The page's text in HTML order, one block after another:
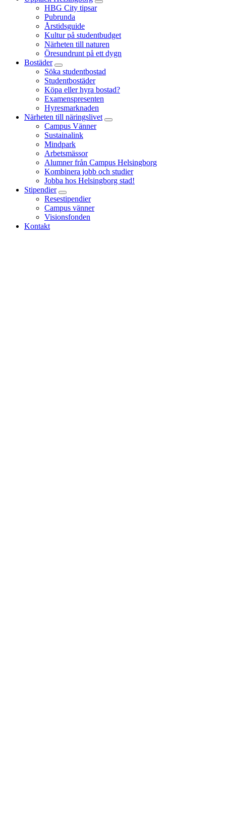
HBG City tipsar
Pubrunda
Årstidsguide
Kultur på studentbudget
Närheten till naturen
Öresundrunt på ett dygn
Bostäder
Söka studentbostad
Studentbostäder
Köpa eller hyra bostad?
Examenspresenten
Hyresmarknaden
Närheten till näringslivet
Campus Vänner
Sustainalink
Mindpark
Arbetsmässor
Alumner från Campus Helsingborg
Kombinera jobb och studier
Jobba hos Helsingborg stad!
Stipendier
Resestipendier
Campus vänner
Visionsfonden
Kontakt